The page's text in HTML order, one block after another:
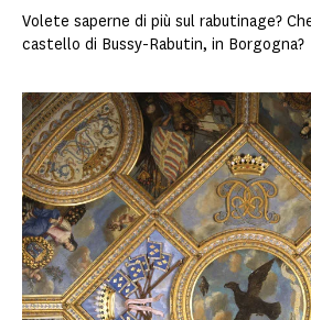
Volete saperne di più sul rabutinage?
castello di Bussy-Rabutin, in Borgogna?